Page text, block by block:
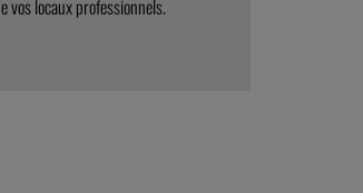
vos locaux professionnels.